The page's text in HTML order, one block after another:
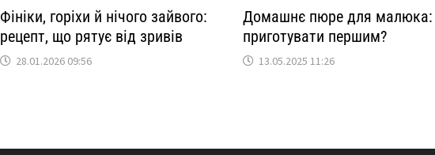
Фініки, горіхи й нічого зайвого:
рецепт, що рятує від зривів
28.01.2026 09:56
Домашнє пюре для
приготувати першим?
13.05.2025 11:26